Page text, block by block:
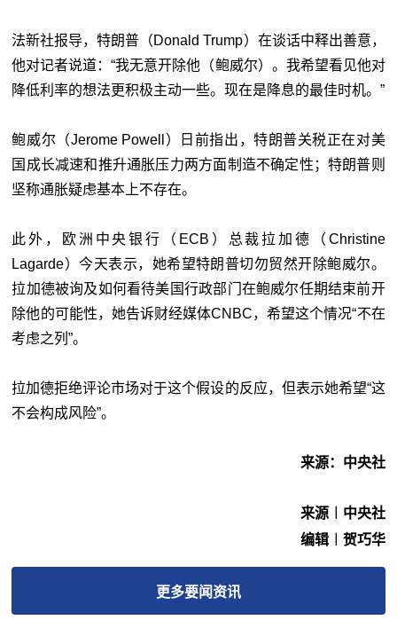
法新社报导，特朗普（Donald Trump）在谈话中释出善意，
他对记者说道：“我无意开除他（鲍威尔）。我希望看见他对
降低利率的想法更积极主动一些。现在是降息的最佳时机。”
鲍威尔（Jerome Powell）日前指出，特朗普关税正在对美
国成长减速和推升通胀压力两方面制造不确定性；特朗普则
坚称通胀疑虑基本上不存在。
此外，欧洲中央银行（ECB）总裁拉加德（Christine
Lagarde）今天表示，她希望特朗普切勿贸然开除鲍威尔。
拉加德被询及如何看待美国行政部门在鲍威尔任期结束前开
除他的可能性，她告诉财经媒体CNBC，希望这个情况“不在
考虑之列”。
拉加德拒绝评论市场对于这个假设的反应，但表示她希望“这
不会构成风险”。
来源：中央社
来源︱中央社
编辑︱贺巧华
更多要闻资讯